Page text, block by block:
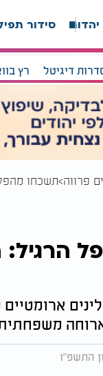
יהדות סידור
דיגיטל רץ
פרווה תשכחו